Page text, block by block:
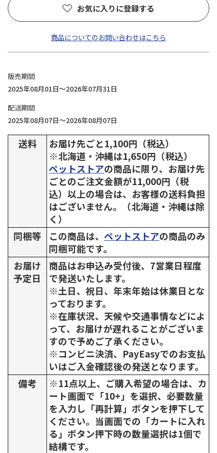
お気に入りに登録する
商品についてのお問い合わせはこちら
販売期間
2025年08月01日～2026年07月31日
配送期間
2025年08月07日～2026年08月07日
送料
お届け先ごと1,100円（税込）
※北海道・沖縄は1,650円（税込）
ペットストアの商品に限り、お届け先
ごとのご注文金額が11,000円（税
込）以上の場合は、お客様の送料負担
はございません。（北海道・沖縄は除
く）
同梱等
この商品は、 ペットストアの商品のみ
同梱可能です。
お届け
予定日
商品はお申込み受付後、7営業日程度
で発送いたします。
※土日、祝日、年末年始は休業日とな
っております。
※在庫状況、天候や交通事情などによ
って、お届けが遅れることがございま
すので予めご了承ください。
※コンビニ決済、PayEasyでのお支払
いはご入金確認後の発送となります。
備考
※11点以上、ご購入希望の場合は、カ
ート画面で「10+」を選択、必要数量
を入力し「再計算」ボタンを押下して
ください。当画面での「カートに入れ
る」ボタン押下時の数量選択は1個で
結構です。